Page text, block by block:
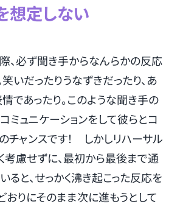
想定しない
、必ず聞き手からなんらかの反応
笑いだったりうなずきだったり、あ
であったり。このような聞き手の
ミュニケーションをして彼らとコ
チャンスです！ しかしリハーサル
考慮せずに、最初から最後まで通
ると、せっかく沸き起こった反応を
おりにそのまま次に進もうとして